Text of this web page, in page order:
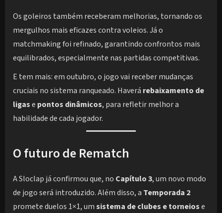
Os goleiros também receberam melhorias, tornando os
mergulhos mais eficazes contra voleios. Já o
matchmaking foi refinado, garantindo confrontos mais
equilibrados, especialmente nas partidas competitivas.
E tem mais: em outubro, o jogo vai receber mudanças
cruciais no sistema ranqueado. Haverá rebaixamento de
ligase pontos dinâmicos, para refletir melhor a
habilidade de cada jogador.
O futuro de Rematch
A Sloclap já confirmou que, no Capítulo 3, um novo modo
de jogo será introduzido. Além disso, a Temporada 2
promete duelos 1×1, umsistema de clubes e torneiose